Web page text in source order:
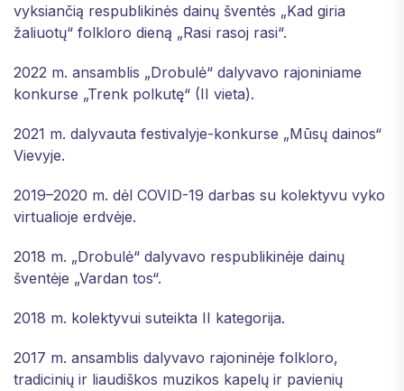
vyksiančią respublikinės dainų šventės „Kad giria
žaliuotų“ folkloro dieną „Rasi rasoj rasi“.
2022 m. ansamblis „Drobulė“ dalyvavo rajoniniame
konkurse „Trenk polkutę“ (II vieta).
2021 m. dalyvauta festivalyje-konkurse „Mūsų dainos“
Vievyje.
2019–2020 m. dėl COVID-19 darbas su kolektyvu vyko
virtualioje erdvėje.
2018 m. „Drobulė“ dalyvavo respublikinėje dainų
šventėje „Vardan tos“.
2018 m. kolektyvui suteikta II kategorija.
2017 m. ansamblis dalyvavo rajoninėje folkloro,
tradicinių ir liaudiškos muzikos kapelų ir pavienių